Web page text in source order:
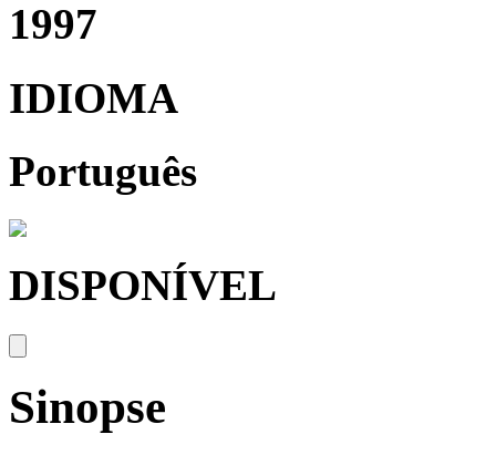
1997
IDIOMA
Português
DISPONÍVEL
Sinopse